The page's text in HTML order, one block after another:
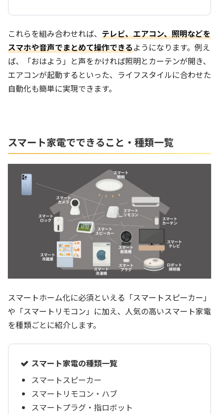
これらを組み合わせれば、 テレビ、エアコン、照明などを
スマホや音声でまとめて操作できるようになります。例え
ば、「おはよう」と声をかければ照明とカーテンが開き、
エアコンが起動するといった、ライフスタイルに合わせた
自動化も簡単に実現できます。
スマート家電でできること・種類一覧
スマートホーム化に必須といえる「スマートスピーカー」
や「スマートリモコン」に加え、人気の高いスマート家電
を種類ごとに紹介します。
スマート家電の種類一覧
スマートスピーカー
スマートリモコン・ハブ
スマートプラグ・指ロボット